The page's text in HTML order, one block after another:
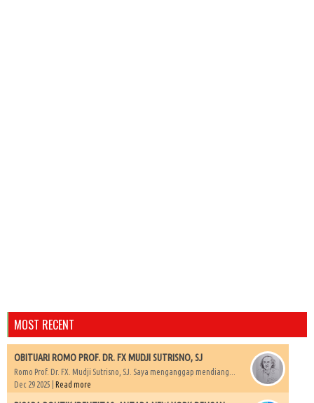
MOST RECENT
OBITUARI ROMO PROF. DR. FX MUDJI SUTRISNO, SJ
Romo Prof. Dr. FX. Mudji Sutrisno, SJ. Saya menganggap mendiang...
Dec 29 2025 | Read more